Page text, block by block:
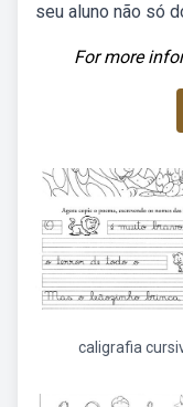
seu aluno não só
For more
caligrafia